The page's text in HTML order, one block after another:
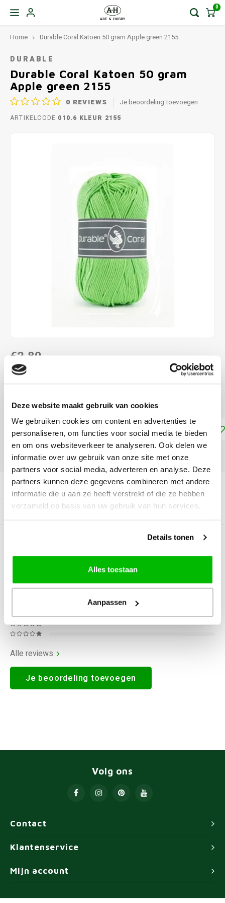
Deze website maakt gebruik van cookies
We gebruiken cookies om content en advertenties te
personaliseren, om functies voor social media te bieden
en om ons websiteverkeer te analyseren. Ook delen we
informatie over uw gebruik van onze site met onze
partners voor social media, adverteren en analyse. Deze
partners kunnen deze gegevens combineren met andere
informatie die u aan ze heeft verstrekt of die ze hebben
verzameld op basis van uw gebruik van hun services.
Details tonen
Alles toestaan
Aanpassen
0
Home Durable Coral Katoen 50 gram Apple green 2155
DURABLE
Durable Coral Katoen 50 gram
Apple green 2155
0 REVIEWS Je beoordeling toevoegen
ARTIKELCODE 010.6 KLEUR 2155
€2,80
DIRECT LEVERBAAR
100 % katoen naalddikte: 2,5 - 3,0 mm Lees meer
Toevoegen aan winkelwagen
DELEN:
Productomschrijving
Gerelateerde producten
BEOORDELINGEN
Alle reviews
Je beoordeling toevoegen
Contact
Volg ons
Klantenservice
Mijn account